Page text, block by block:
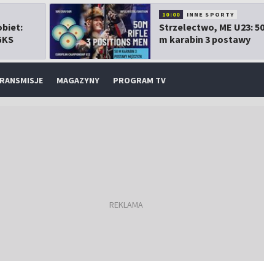
10:00 INNE SPORTY
Strzelectwo, ME U23:
m karabin 3 postawy
MAGAZYNY PROGRAM TV